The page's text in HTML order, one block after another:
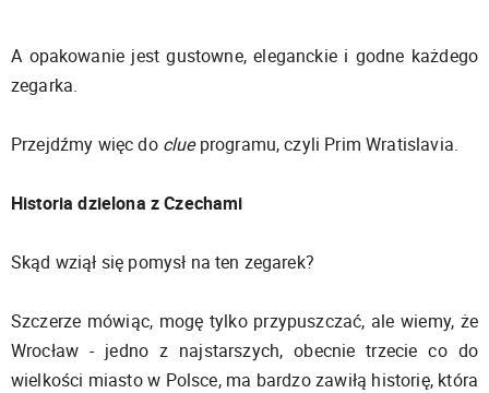
A opakowanie jest gustowne, eleganckie i godne każdego
zegarka.
Przejdźmy więc do clueprogramu, czyli Prim Wratislavia.
Historia dzielona z Czechami
Skąd wziął się pomysł na ten zegarek?
Szczerze mówiąc, mogę tylko przypuszczać, ale wiemy, że
Wrocław - jedno z najstarszych, obecnie trzecie co do
wielkości miasto w Polsce, ma bardzo zawiłą historię, która